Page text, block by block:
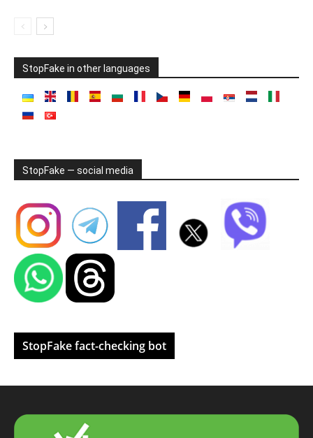
StopFake in other languages
StopFake — social media
StopFake fact-checking bot